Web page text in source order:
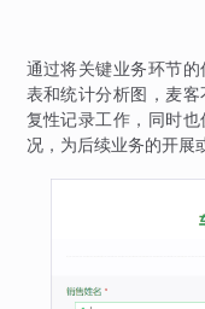
通过将关键业务环节
表和统计分析图，麦
复性记录工作，同时
况，为后续业务的开展